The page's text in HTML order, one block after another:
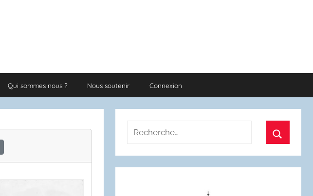
Qui sommes nous ? Nous soutenir Connexion
Recherche
: